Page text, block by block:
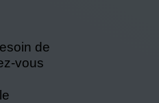
de
vous